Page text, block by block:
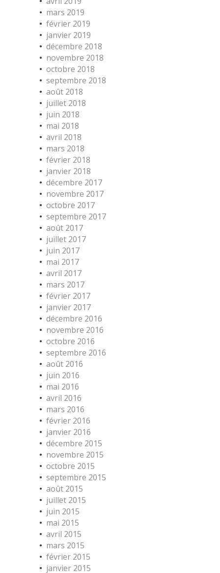
mars 2019
février 2019
janvier 2019
décembre 2018
novembre 2018
octobre 2018
septembre 2018
août 2018
juillet 2018
juin 2018
mai 2018
avril 2018
mars 2018
février 2018
janvier 2018
décembre 2017
novembre 2017
octobre 2017
septembre 2017
août 2017
juillet 2017
juin 2017
mai 2017
avril 2017
mars 2017
février 2017
janvier 2017
décembre 2016
novembre 2016
octobre 2016
septembre 2016
août 2016
juin 2016
mai 2016
avril 2016
mars 2016
février 2016
janvier 2016
décembre 2015
novembre 2015
octobre 2015
septembre 2015
août 2015
juillet 2015
juin 2015
mai 2015
avril 2015
mars 2015
février 2015
janvier 2015